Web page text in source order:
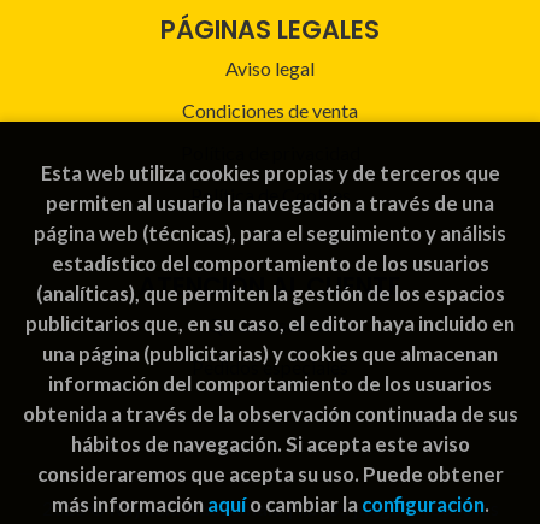
PÁGINAS LEGALES
Aviso legal
Condiciones de venta
Política de Cookies
ATENCIÓN AL CLIENTE
Quiénes somos
Pedidos especiales
2026 ©Rayuela Guatemala | libros juegos. Todos los
Esta web utiliza cookies propias y de terceros que
permiten al usuario la navegación a través de una
página web (técnicas), para el seguimiento y análisis
estadístico del comportamiento de los usuarios
(analíticas), que permiten la gestión de los espacios
publicitarios que, en su caso, el editor haya incluido en
una página (publicitarias) y cookies que almacenan
información del comportamiento de los usuarios
obtenida a través de la observación continuada de sus
hábitos de navegación. Si acepta este aviso
consideraremos que acepta su uso. Puede obtener
más información aquío cambiar la configuración.